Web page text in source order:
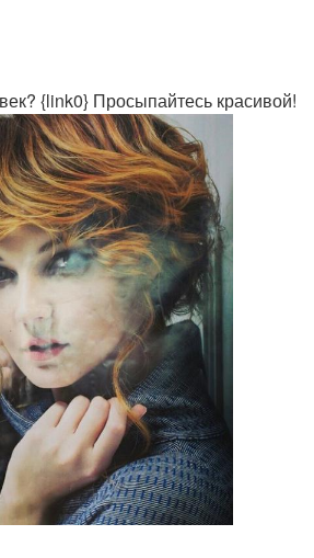
{link0} Просыпайтесь красивой!